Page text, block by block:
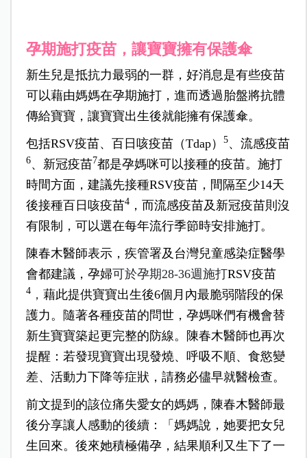
孕期施打疫苗，讓寶寶擁有保護傘
新生兒是抵抗力最弱的一群，好消息是有些疫苗
可以藉由媽媽在孕期施打，進而透過胎盤將抗體
傳給寶寶，讓寶寶出生後就能擁有保護傘。
包括RSV疫苗、百日咳疫苗（Tdap）
5、流感疫苗
6、新冠疫苗7都是孕媽咪可以接種的疫苗。施打
時間方面，建議先接種RSV疫苗，間隔至少14天
後接種百日咳疫苗4，而流感疫苗及新冠疫苗則沒
有限制，可以選在每年流行季節時安排施打。
陳春木醫師表示，疾管署及台灣兒童感染症醫學
會都建議，孕婦可於孕期28-36週施打RSV疫苗
4， 藉此提供寶寶出生後6個月內最脆弱階段的保
護力。隨著各種疫苗的問世，孕媽咪們有機會替
新生寶寶築起更完整的防線。陳春木醫師也再次
提醒：若發現寶寶出現發燒、呼吸不順、食慾變
差、活動力下降等症狀，請務必儘早就醫檢查。
前文提到的該位痛失愛女的媽媽，陳春木醫師最
後分享讓人感動的後續：「媽媽說，她要把女兒
生回來。後來她積極備孕，結果順利又生下了一